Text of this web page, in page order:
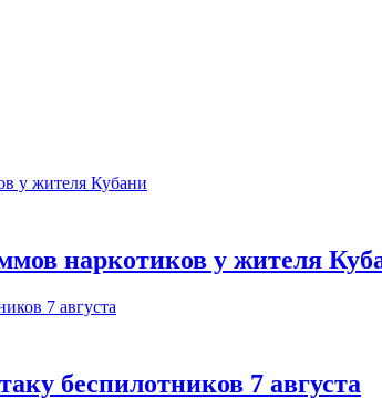
наркотиков у жителя
беспилотников 7 августа